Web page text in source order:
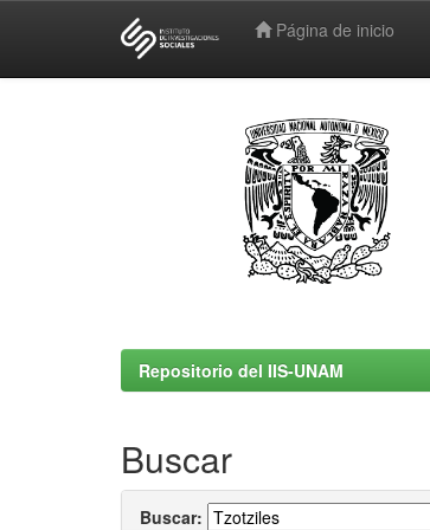
Página de inicio
Repositorio del IIS-UNAM
Buscar
Buscar: